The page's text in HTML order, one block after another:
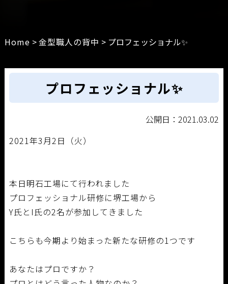
Home >金型職人の背中 > プロフェッショナル✨
プロフェッショナル✨
公開日：2021.03.02
2021年3月2日（火）
本日明石工場にて行われました
プロフェッショナル研修に堺工場から
Y氏とI氏の2名が参加してきました
こちらも今期より始まった新たな研修の1つです
あなたはプロですか？